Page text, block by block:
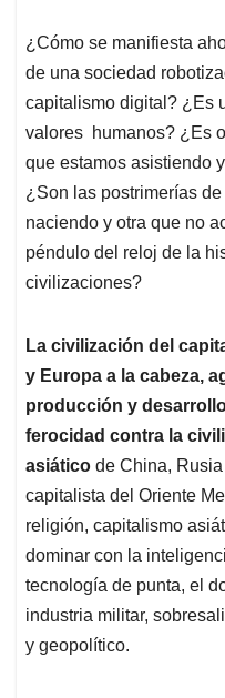
¿Cómo se manifiesta
de una sociedad
capitalismo digital? ¿Es
valores humanos? ¿Es
que estamos asistiendo
¿Son las postrimerías
naciendo y otra que no
péndulo del reloj de la
civilizaciones?
La civilización del
y Europa a la cabeza,
producción y
ferocidad contra la
asiático de China,
capitalista del Oriente
religión, capitalismo
dominar con la
tecnología de punta, el
industria militar,
y geopolítico.